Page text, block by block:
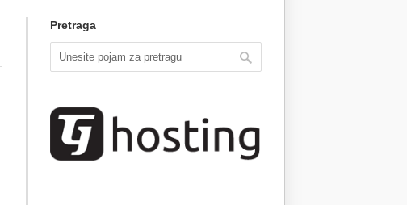
Pretraga